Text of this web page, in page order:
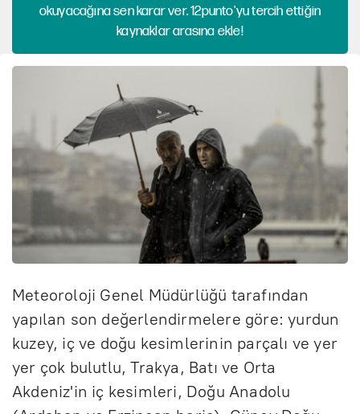
okuyacağına sen karar ver. 12punto'yu tercih ettiğin
kaynaklar arasına ekle!
Meteoroloji Genel Müdürlüğü tarafından
yapılan son değerlendirmelere göre: yurdun
kuzey, iç ve doğu kesimlerinin parçalı ve yer
yer çok bulutlu, Trakya, Batı ve Orta
Akdeniz'in iç kesimleri, Doğu Anadolu